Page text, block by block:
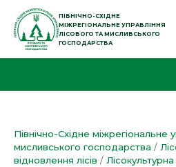
Перейти
вмісту
ПІВНІЧНО-СХІДНЕ
МІЖРЕГІОНАЛЬНЕ УПРАВЛІННЯ
ЛІСОВОГО ТА МИСЛИВСЬКОГО
ГОСПОДАРСТВА
Північно-Східне міжрегіональне
мисливського господарства /
відновлення лісів / Лісокультурна